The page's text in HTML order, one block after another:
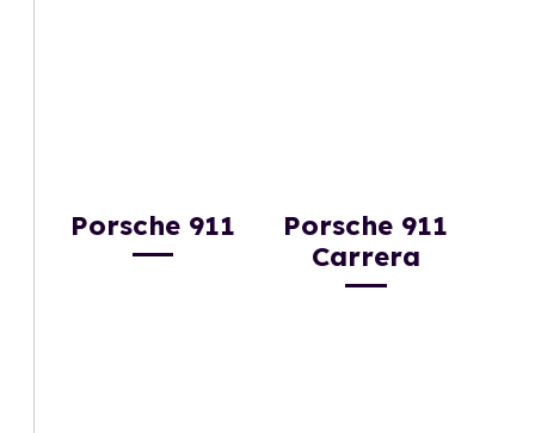
Porsche 911
Porsche 911
Carrera